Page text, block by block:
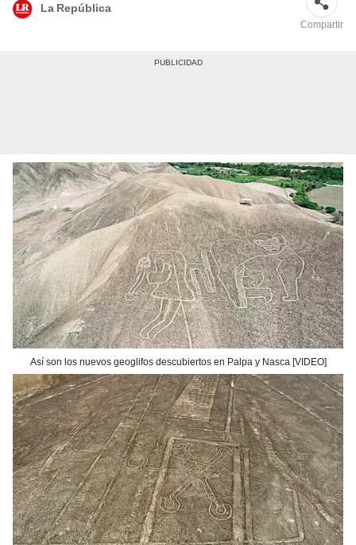
La República
Compartir
Así son los nuevos geoglifos descubiertos en Palpa y Nasca [VIDEO]